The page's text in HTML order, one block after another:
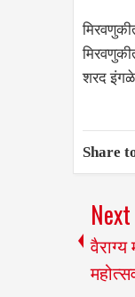
शरद
Share
Next